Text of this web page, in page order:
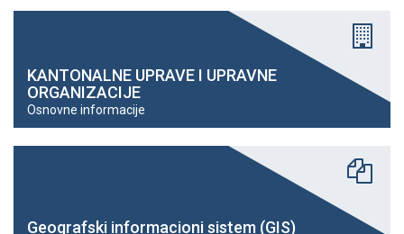
KANTONALNE UPRAVE I UPRAVNE
ORGANIZACIJE
Osnovne informacije
Geografski informacioni sistem (GIS)